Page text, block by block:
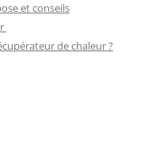
et conseils
de chaleur ?